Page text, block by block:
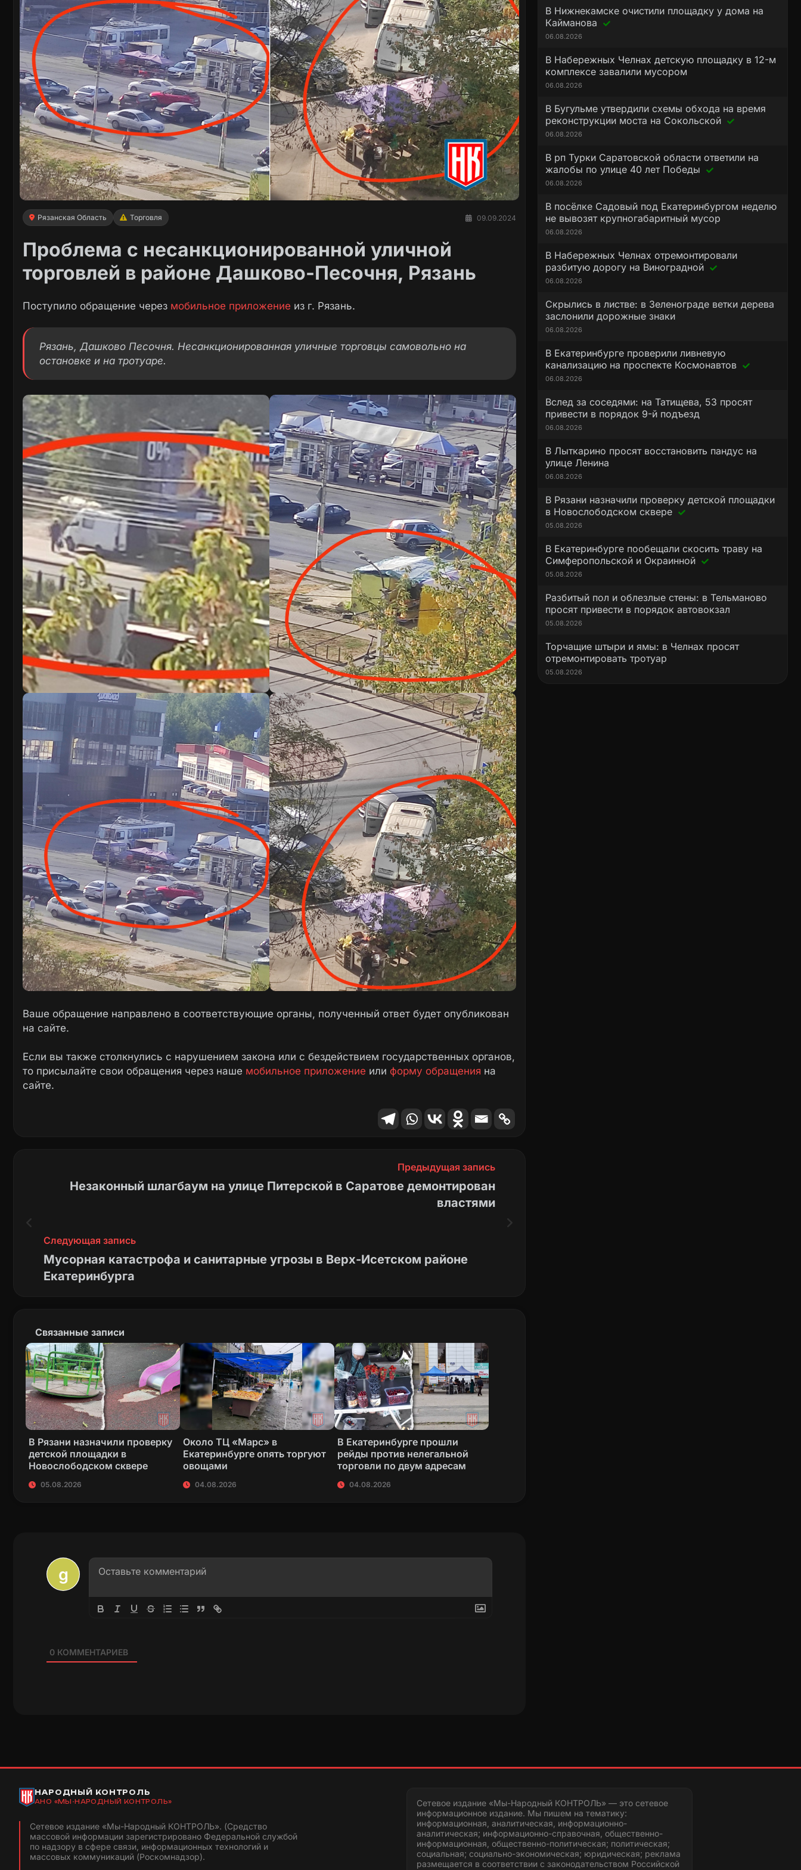
Рязанская Область Торговля 09.09.2024
Проблема с несанкционированной уличной
торговлей в районе Дашково-Песочня, Рязань
Поступило обращение через мобильное приложение из г. Рязань.
Рязань, Дашково Песочня. Несанкционированная уличные торговцы самовольно на
остановке и на тротуаре.
Ваше обращение направлено в соответствующие органы, полученный ответ будет опубликован
на сайте.
Если вы также столкнулись с нарушением закона или с бездействием государственных органов,
то присылайте свои обращения через наше мобильное приложение или форму обращения на
сайте.
Предыдущая запись
Незаконный шлагбаум на улице Питерской в Саратове демонтирован
властями
Следующая запись
Мусорная катастрофа и санитарные угрозы в Верх-Исетском районе
Екатеринбурга
Связанные записи
В Рязани назначили проверку
детской площадки в
Новослободском сквере
05.08.2026
Около ТЦ «Марс» в
Екатеринбурге опять торгуют
овощами
04.08.2026
В Екатеринбурге прошли
рейды против нелегальной
торговли по двум адресам
04.08.2026
0КОММЕНТАРИЕВ
В Нижнекамске очистили площадку у дома на
Кайманова
06.08.2026
В Набережных Челнах детскую площадку в 12-м
комплексе завалили мусором
06.08.2026
В Бугульме утвердили схемы обхода на время
реконструкции моста на Сокольской
06.08.2026
В рп Турки Саратовской области ответили на
жалобы по улице 40 лет Победы
06.08.2026
В посёлке Садовый под Екатеринбургом неделю
не вывозят крупногабаритный мусор
06.08.2026
В Набережных Челнах отремонтировали
разбитую дорогу на Виноградной
06.08.2026
Скрылись в листве: в Зеленограде ветки дерева
заслонили дорожные знаки
06.08.2026
В Екатеринбурге проверили ливневую
канализацию на проспекте Космонавтов
06.08.2026
Вслед за соседями: на Татищева, 53 просят
привести в порядок 9-й подъезд
06.08.2026
В Лыткарино просят восстановить пандус на
улице Ленина
06.08.2026
В Рязани назначили проверку детской площадки
в Новослободском сквере
05.08.2026
В Екатеринбурге пообещали скосить траву на
Симферопольской и Окраинной
05.08.2026
Разбитый пол и облезлые стены: в Тельманово
просят привести в порядок автовокзал
05.08.2026
Торчащие штыри и ямы: в Челнах просят
отремонтировать тротуар
05.08.2026
НАРОДНЫЙ КОНТРОЛЬ
АНО «МЫ-НАРОДНЫЙ КОНТРОЛЬ»
Сетевое издание «Мы-Народный КОНТРОЛЬ». (Средство
массовой информации зарегистрировано Федеральной службой
по надзору в сфере связи, информационных технологий и
массовых коммуникаций (Роскомнадзор).
Сетевое издание «Мы-Народный КОНТРОЛЬ» — это сетевое
информационное издание. Мы пишем на тематику:
информационная, аналитическая, информационно-
аналитическая; информационно-справочная, общественно-
информационная, общественно-политическая; политическая;
социальная; социально-экономическая; юридическая; реклама
размещается в соответствии с законодательством Российской